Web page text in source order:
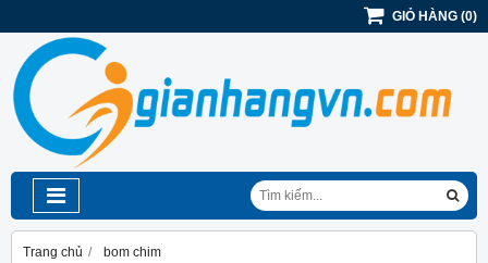
GIỎ HÀNG (0)
Trang chủ bom chim